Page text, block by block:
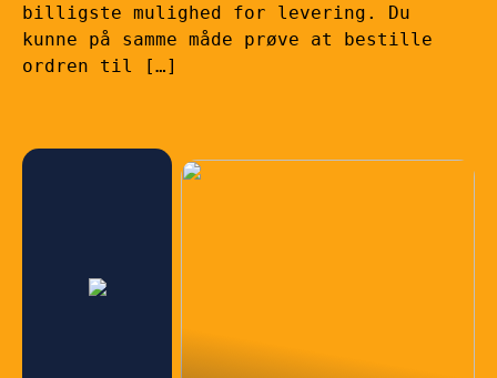
billigste mulighed for levering. Du
kunne på samme måde prøve at bestille
ordren til […]